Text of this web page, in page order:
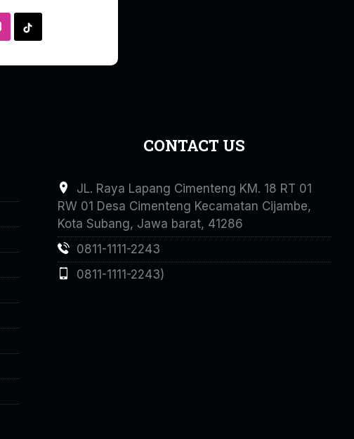
CONTACT US
JL. Raya Lapang Cimenteng KM. 18 RT 01
RW 01 Desa Cimenteng Kecamatan Cijambe,
Kota Subang, Jawa barat, 41286
0811-1111-2243
0811-1111-2243)